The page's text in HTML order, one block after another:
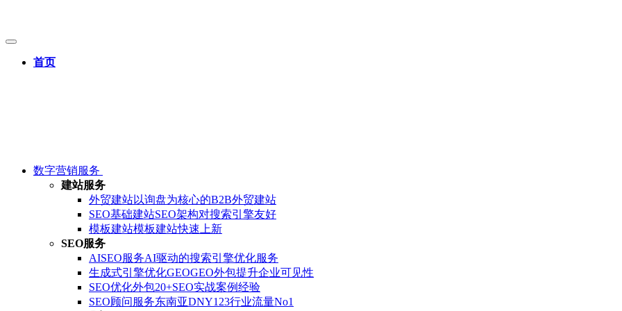
首页
数字营销服务
建站服务
外贸建站以询盘为核心的B2B外贸建站
SEO基础建站SEO架构对搜索引擎友好
模板建站模板建站快速上新
SEO服务
AISEO服务AI驱动的搜索引擎优化服务
生成式引擎优化GEOGEO外包提升企业可见性
SEO优化外包20+SEO实战案例经验
SEO顾问服务东南亚DNY123行业流量No1